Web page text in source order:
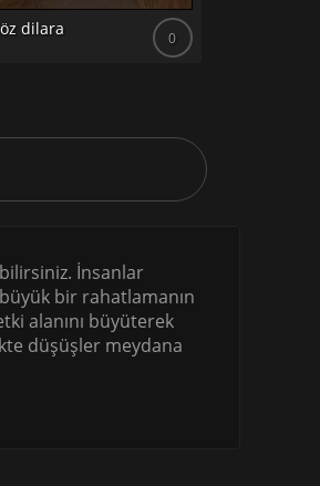
dilara 0
İnsanlar
bir rahatlamanın
alanını büyüterek
düşüşler meydana